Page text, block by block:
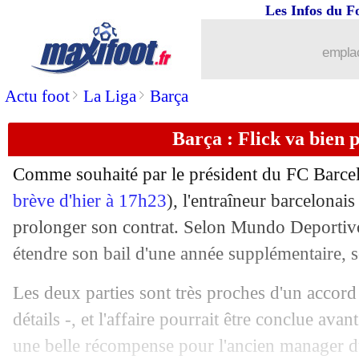
Actu foot> La Liga> Barça
Les Infos du
Barça : Flick va bien
Comme souhaité par le président du FC
brève d'hier à 17h23), l'entraîneur
prolonger son contrat. Selon Mundo
étendre son bail d'une année
Les deux parties sont très proches d'un
détails -, et l'affaire pourrait être conclue
une belle récompense pour l'ancien manager
Atalanta : Ederson affole l'Europe !
29/04 Real: quand Gouiri privilégiait Nice...
: grave blessure au genou
29/04 Barça: Yamal, 17 ans et déjà
29/04 Leverkusen: accord entre Wirtz et le
29/04 Leverkusen : Alguacil pour
29/04 Barça: le Bayern se renseigne pour
Brésil : un maillot rouge au Mondial